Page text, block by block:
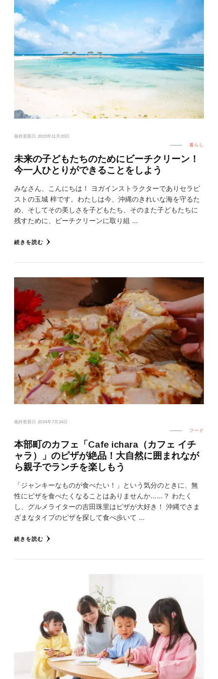
最終更新日 2023年11月20日
暮らし
未来の子どもたちのためにビーチクリーン！
今一人ひとりができることをしよう
みなさん、こんにちは！ ヨガインストラクターでありセラピ
ストの玉城 梓です。わたしは今、沖縄のきれいな海を守るた
め、そしてその美しさを子どもたち、そのまた子どもたちに
残すために、ビーチクリーンに取り組 …
続きを読む
最終更新日 2024年7月24日
フード
本部町のカフェ「Cafe ichara（カフェ イチ
ャラ）」のピザが絶品！大自然に囲まれなが
ら親子でランチを楽しもう
「ジャンキーなものが食べたい！」という気分のときに、無
性にピザを食べたくなることはありませんか……？ わたく
し、グルメライターの吉田珠里はピザが大好き！ 沖縄でさま
ざまなタイプのピザを探して食べ歩いて …
続きを読む